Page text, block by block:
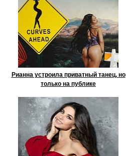
Рианна устроила приватный танец, но
только на публике